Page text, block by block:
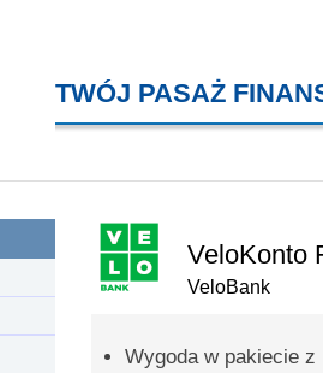
TWÓJ PASAŻ
VeloKonto
VeloBank
Wygoda w pakiecie